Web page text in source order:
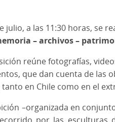
julio, a las 11:30 horas, se
– archivos –
reúne fotografías,
que dan cuenta de las
en Chile como en el
–organizada en